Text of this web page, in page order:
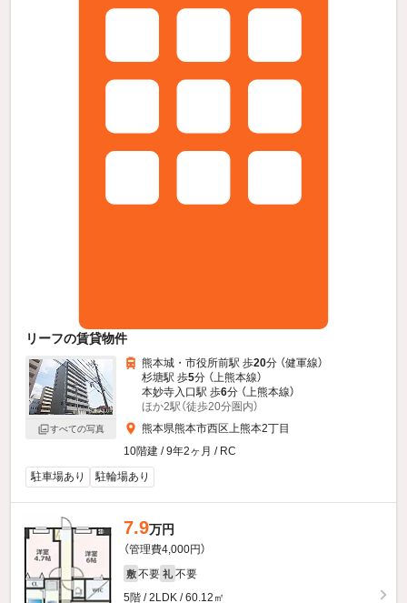
リーフの賃貸物件
すべての写真
熊本城・市役所前駅 歩20分 （健軍線）
杉塘駅 歩5分 （上熊本線）
本妙寺入口駅 歩6分 （上熊本線）
ほか2駅（徒歩20分圏内）
熊本県熊本市西区上熊本2丁目
10階建 / 9年2ヶ月 / RC
駐車場あり
駐輪場あり
7.9万円
（管理費4,000円）
敷 不要 礼 不要
5階 / 2LDK / 60.12㎡